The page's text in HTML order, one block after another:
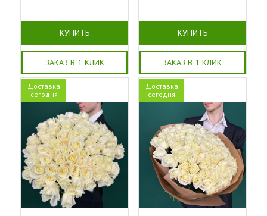
КУПИТЬ
ЗАКАЗ В 1 КЛИК
КУПИТЬ
ЗАКАЗ В 1 КЛИК
Доставка
сегодня
Доставка
сегодня